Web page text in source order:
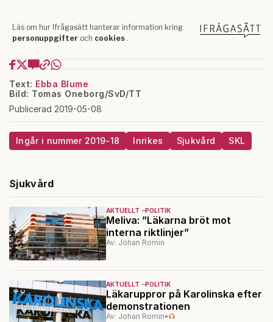
Text: Ebba Blume
Bild: Tomas Oneborg/SvD/TT
Publicerad 2019-05-08
Ingår i nummer 2019-18 Inrikes Sjukvård SKL
Sjukvård
AKTUELLT POLITIK
Meliva: ”Läkarna bröt mot
interna riktlinjer”
Av: Johan Romin
AKTUELLT POLITIK
Läkaruppror på Karolinska efter
demonstrationen
Av: Johan Romin•